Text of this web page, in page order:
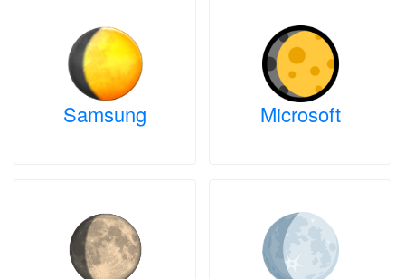
Samsung Microsoft